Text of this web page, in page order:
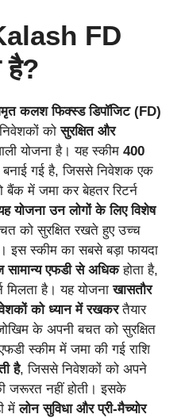
FD
है?
कलश फिक्स्ड डिपॉजिट (FD)
कोसुरक्षित और
योजना है। यह स्कीम 400
गई है, जिससे निवेशक एक
में जमा कर बेहतर रिटर्न
योजना उन लोगों के लिए विशेष
को सुरक्षित रखते हुए उच्च
इस स्कीम का सबसे बड़ा फायदा
सामान्य एफडी से अधिकहोता है,
मिलता है। यह योजनाखासतौर
को ध्यान में रखकरतैयार
के अपनी बचत को सुरक्षित
स्कीम में जमा की गई राशि
है, जिससे निवेशकों को अपने
जरूरत नहीं होती। इसके
मेंलोन सुविधा और प्री-मैच्योर